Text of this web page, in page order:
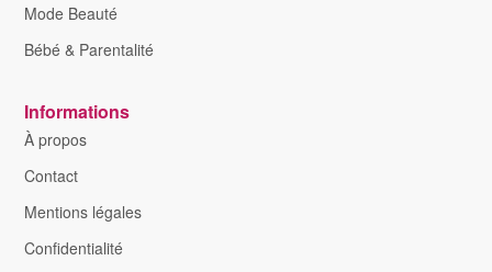
Mode Beauté
Bébé & Parentalité
Informations
À propos
Contact
Mentions légales
Confidentialité